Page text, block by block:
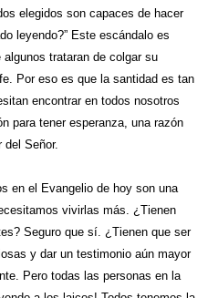
elegidos son capaces de hacer
leyendo?” Este escándalo es
trataran de colgar su
Por eso es que la santidad es tan
encontrar en todos nosotros
para tener esperanza, una razón
del Señor.
en el Evangelio de hoy son una
vivirlas más. ¿Tienen
Seguro que sí. ¿Tienen que ser
y dar un testimonio aún mayor
Pero todas las personas en la